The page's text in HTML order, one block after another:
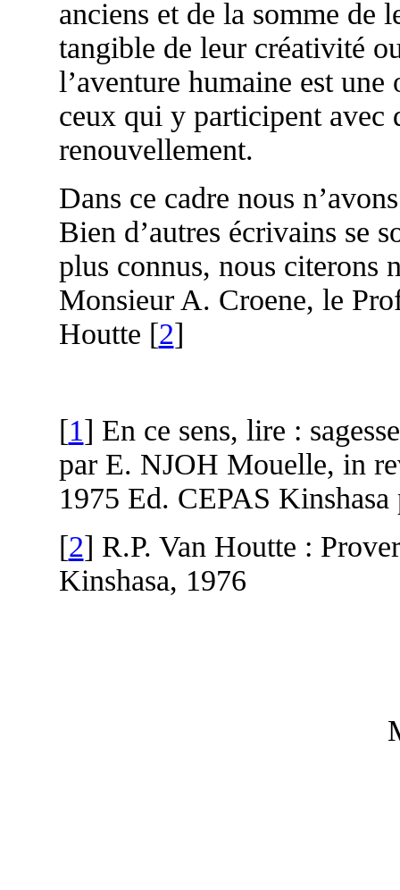
anciens et de la somme de
tangible de leur créativité
l’aventure humaine est
ceux qui y participent avec
renouvellement.
Dans ce cadre nous
Bien d’autres écrivains se
plus connus, nous citerons
Monsieur A. Croene, le
Houtte [2]
[1] En ce sens, lire :
par E. NJOH Mouelle, in
1975 Ed. CEPAS Kinshasa
[2] R.P. Van Houtte :
Kinshasa, 1976